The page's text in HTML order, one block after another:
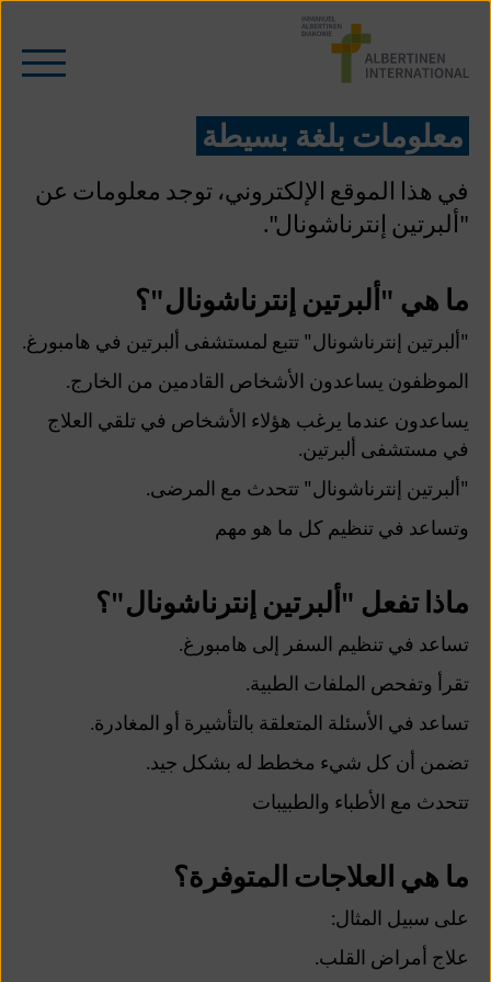
فتح/
معلومات بلغة بسيطة
في هذا الموقع الإلكتروني، توجد معلومات عن
"ألبرتين إنترناشونال".
ما هي "ألبرتين إنترناشونال"؟
"ألبرتين إنترناشونال" تتبع لمستشفى ألبرتين في هامبورغ.
الموظفون يساعدون الأشخاص القادمين من الخارج.
يساعدون عندما يرغب هؤلاء الأشخاص في تلقي العلاج
في مستشفى ألبرتين.
"ألبرتين إنترناشونال" تتحدث مع المرضى.
وتساعد في تنظيم كل ما هو مهم
ماذا تفعل "ألبرتين إنترناشونال"؟
تساعد في تنظيم السفر إلى هامبورغ.
تقرأ وتفحص الملفات الطبية.
تساعد في الأسئلة المتعلقة بالتأشيرة أو المغادرة.
تضمن أن كل شيء مخطط له بشكل جيد.
تتحدث مع الأطباء والطبيبات
ما هي العلاجات المتوفرة؟
على سبيل المثال:
علاج أمراض القلب.